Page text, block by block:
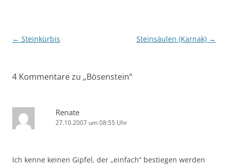
Beitragsnavigation
← Steinkürbis Steinsäulen (Karnak) →
4 Kommentare zu „Bösenstein“
Renate
27.10.2007 um 08:55 Uhr
Ich kenne keinen Gipfel, der „einfach“ bestiegen werden